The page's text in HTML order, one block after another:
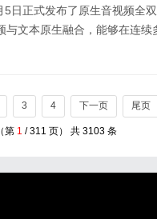
日正式发布了原生音视频全
与文本原生融合，能够在连
3 4 下一页 尾页
第 1 / 311 页） 共 3103 条